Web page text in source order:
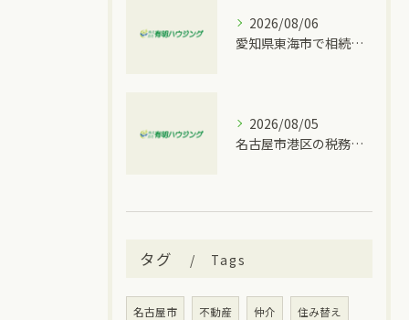
2026/08/06
愛知県東海市で相続トラブルが発生した時に取るべき具体的な手順と窓口比較
2026/08/05
名古屋市港区の税務情報と相続税の相談先を一度に分かりやすく整理
タグ Tags
名古屋市 不動産 仲介 住み替え